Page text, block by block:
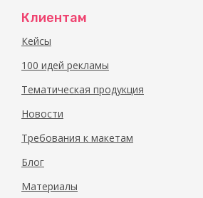
Клиентам
Кейсы
100 идей рекламы
Тематическая продукция
Новости
Требования к макетам
Блог
Материалы